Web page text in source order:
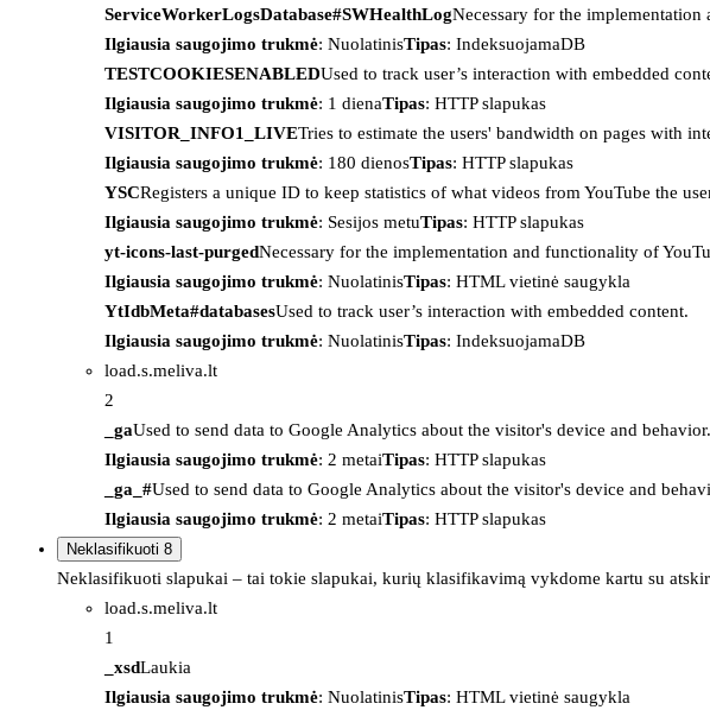
ServiceWorkerLogsDatabase#SWHealthLogNecessary for the
Ilgiausia saugojimo trukmė: NuolatinisTipas: IndeksuojamaDB
TESTCOOKIESENABLEDUsed to track user’s interaction with embedded
Ilgiausia saugojimo trukmė: 1 dienaTipas: HTTP slapukas
VISITOR_INFO1_LIVETries to estimate the users' bandwidth on pages with
Ilgiausia saugojimo trukmė: 180 dienosTipas: HTTP slapukas
YSCRegisters a unique ID to keep statistics of what videos from YouTube the
Ilgiausia saugojimo trukmė: Sesijos metuTipas: HTTP slapukas
yt-icons-last-purgedNecessary for the implementation and functionality of
Ilgiausia saugojimo trukmė: NuolatinisTipas: HTML vietinė saugykla
YtIdbMeta#databasesUsed to track user’s interaction with embedded content.
Ilgiausia saugojimo trukmė: NuolatinisTipas: IndeksuojamaDB
load.s.meliva.lt
2
_gaUsed to send data to Google Analytics about the visitor's device and
Ilgiausia saugojimo trukmė: 2 metaiTipas: HTTP slapukas
_ga_#Used to send data to Google Analytics about the visitor's device and
Ilgiausia saugojimo trukmė: 2 metaiTipas: HTTP slapukas
Neklasifikuoti 8
Neklasifikuoti slapukai – tai tokie slapukai, kurių klasifikavimą vykdome kartu su
load.s.meliva.lt
1
_xsdLaukia
Ilgiausia saugojimo trukmė: NuolatinisTipas: HTML vietinė saugykla